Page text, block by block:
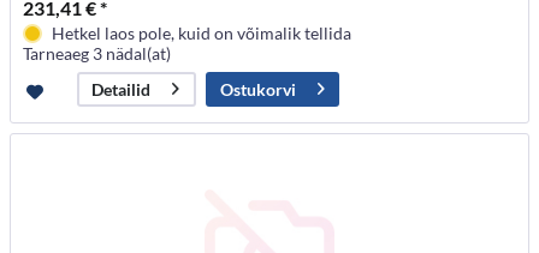
231,41 € *
Hetkel laos pole, kuid on võimalik tellida
Tarneaeg 3 nädal(at)
Detailid
Ostukorvi